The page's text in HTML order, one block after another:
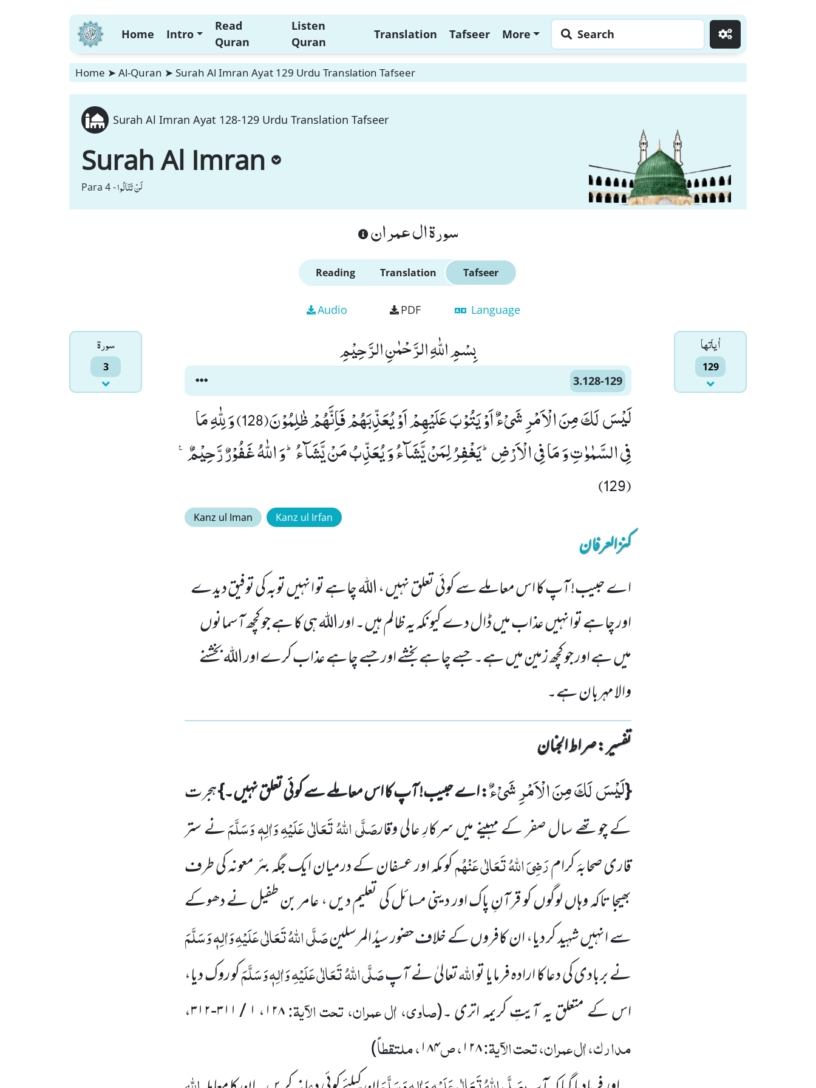
Home Intro
Read
Quran
Listen
Quran
Translation Tafseer More Search
Home ➤ Al-Quran ➤ Surah Al Imran Ayat 129 Urdu Translation Tafseer
Surah Al Imran Ayat 128-129 Urdu Translation Tafseer
Surah Al Imran
Para 4 -لَنْ تَنَالُوا
سورة ال عمران
Reading Translation Tafseer
Audio PDF Language
سورۃ
3
اٰياتها
129
بِسْمِ اللّٰهِ الرَّحْمٰنِ الرَّحِیْمِ
3.128-129
لَیْسَ لَكَ مِنَ الْاَمْرِ شَیْءٌ اَوْ یَتُوْبَ عَلَیْهِمْ اَوْ یُعَذِّبَهُمْ فَاِنَّهُمْ ظٰلِمُوْنَ(128) وَ لِلّٰهِ مَا
فِی السَّمٰوٰتِ وَ مَا فِی الْاَرْضِؕ-یَغْفِرُ لِمَنْ یَّشَآءُ وَ یُعَذِّبُ مَنْ یَّشَآءُؕ-وَ اللّٰهُ غَفُوْرٌ رَّحِیْمٌ۠
(129)
Kanz ul Iman Kanz ul Irfan
کنزالعرفان
اے حبیب! آپ کا اس معاملے سے کوئی تعلق نہیں ، اللہ چاہے تو انہیں توبہ کی توفیق دیدے
اور چاہے توانہیں عذاب میں ڈال دے کیونکہ یہ ظالم ہیں۔ اور اللہ ہی کا ہے جو کچھ آسمانوں
میں ہے اور جو کچھ زمین میں ہے۔ جسے چاہے بخشے اور جسے چاہے عذاب کرے اور اللہ بخشنے
والا مہربان ہے۔
تفسیر : ‎صراط الجنان
{لَیْسَ لَكَ مِنَ الْاَمْرِ شَیْءٌ: اے حبیب! آپ کا اس معاملے سے کوئی تعلق نہیں۔}ہجرت
کے چوتھے سال صفرکے مہینے میں سرکارِ عالی وقارصَلَّی اللہُ تَعَالٰی عَلَیْہِ وَاٰلِہٖ وَسَلَّمَنے ستر
قاری صحابۂ کرامرَضِیَ اللہُ تَعَالٰی عَنْہُمکو مکہ اور عسفان کےدرمیان ایک جگہ بئر معونہ کی طرف
بھیجا تاکہ وہاں لوگوں کو قرآنِ پاک اور دینی مسائل کی تعلیم دیں ، عامر بن طفیل نے دھوکے
سے انہیں شہید کر دیا، ان کافروں کے خلاف حضور سیدُ المرسلینصَلَّی اللہُ تَعَالٰی عَلَیْہِ وَاٰلِہٖ وَسَلَّمَ
نے بربادی کی دعا کا ارادہ فرمایا تواللہتعالیٰ نے آپصَلَّی اللہُ تَعَالٰی عَلَیْہِ وَاٰلِہٖ وَسَلَّمَکو روک دیا،
اس کے متعلق یہ آیتِ کریمہ اتری ۔(صاوی، اٰل عمران، تحت الآیۃ:
مدارک، اٰل عمران، تحت الآیۃ:۱۲۸، ص۱۸۴، ملتقطاً)